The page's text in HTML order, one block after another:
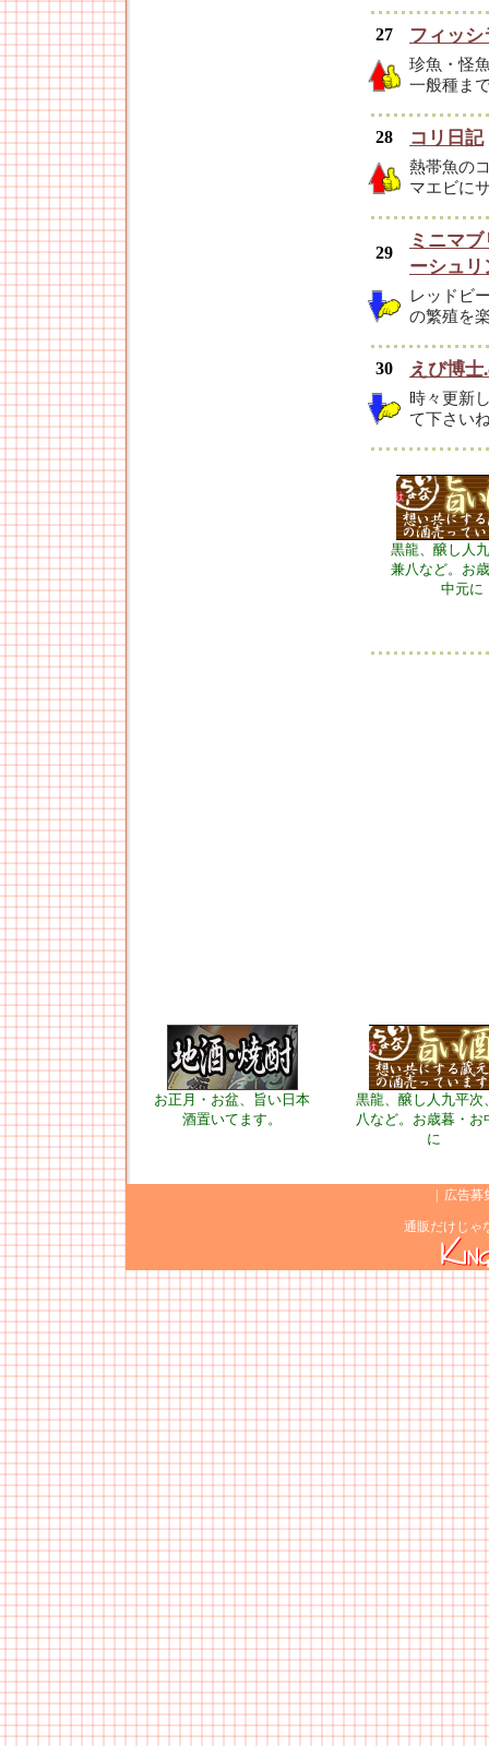
27 フィッ
珍魚・怪
一般種ま
28 コリ日記
熱帯魚の
マエビに
29
ミニマ
ーシュ
レッドビ
の繁殖を
30 えび博士
時々更新
て下さい
黒龍、醸し人
兼八など。お
中元に
お正月・お盆、旨い日本
酒置いてます。
黒龍、醸し人九平次
八など。お歳暮・お
に
広告募
通販だけじゃ